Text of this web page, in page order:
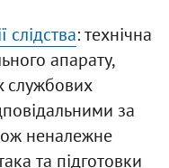
слідства: технічна
апарату,
службових
за
неналежне
та підготовки